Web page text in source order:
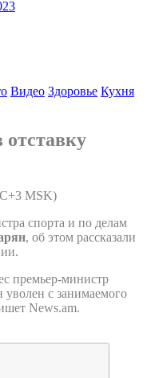
Видео Здоровье Кухня
MSK)
спорта и по делам
, об этом рассказали
премьер-министр
уволен с занимаемого
News.am.